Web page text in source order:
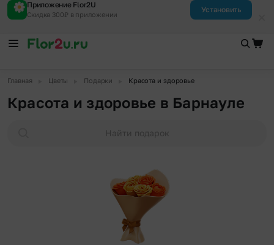
Приложение Flor2U
Скидка 300₽ в приложении
Установить
Главная Цветы Подарки Красота и здоровье
Красота и здоровье в Барнауле
Найти подарок